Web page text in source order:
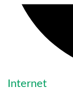
Internet